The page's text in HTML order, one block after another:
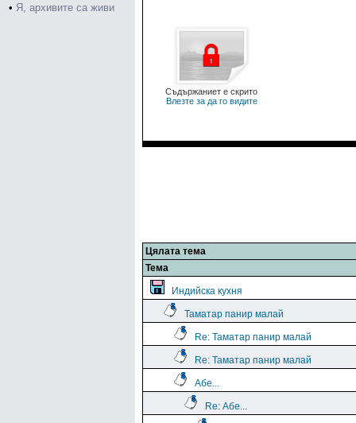
• Я, архивите са живи
Съдържаниет е скрито
Влезте за да го видите
Цялата тема
Тема
Индийска кухня
Таматар панир малай
Re: Таматар панир малай
Re: Таматар панир малай
Абе...
Re: Абе...